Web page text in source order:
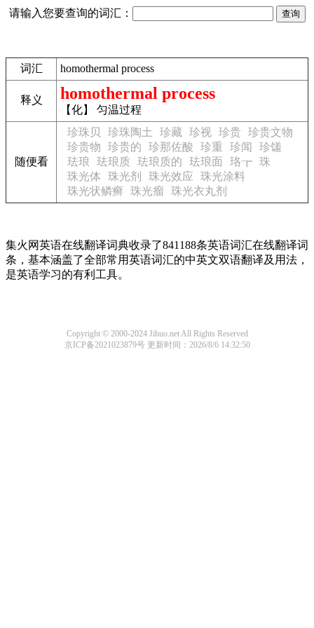
请输入您要查询的词汇：
词汇 homothermal process
释义 homothermal process
【化】 匀温过程
随便看
珍珠贝 珍珠陶土 珍藏 珍视 珍贵 珍贵文物
珍贵物
珍贵的 珍那佐酸 珍重 珍闻
珍馐
珐琅
珐琅质 珐琅质的 珐琅面 珞┲ 珠
珠光体
珠光剂 珠光效应
珠光涂料
珠光状鳞癣
珠光瘤 珠光衣丸剂
集火网英语在线翻译词典收录了841188条英语词汇在线翻译词
条，基本涵盖了全部常用英语词汇的中英文双语翻译及用法，
是英语学习的有利工具。
Copyright © 2000-2024 Jihuo.net All Rights Reserved
京ICP备2021023879号更新时间：2026/8/6 14:32:50